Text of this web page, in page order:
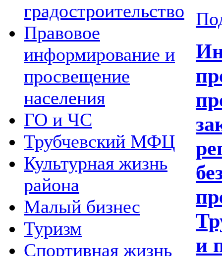
градостроительство
Правовое
информирование и
просвещение
населения
ГО и ЧС
Трубчевский МФЦ
Культурная жизнь
района
Малый бизнес
Туризм
Спортивная жизнь
и